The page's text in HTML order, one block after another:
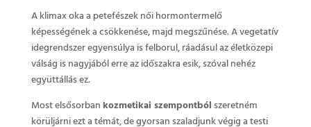
A klimax oka a petefészek női hormontermelő
képességének a csökkenése, majd megszűnése. A vegetatív
idegrendszer egyensúlya is felborul, ráadásul az életközepi
válság is nagyjából erre az időszakra esik, szóval nehéz
együttállás ez.
Most elsősorbankozmetikai szempontból szeretném
körüljárni ezt a témát, de gyorsan szaladjunk végig a testi